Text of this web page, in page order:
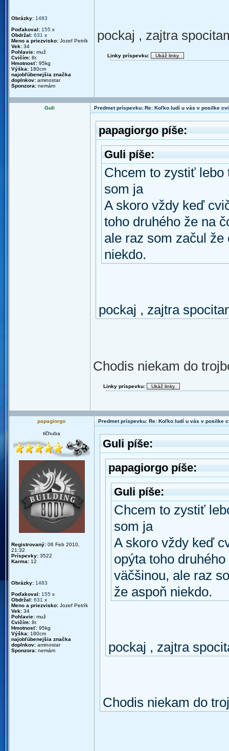
Obrázky: 1483
Poďakoval: 155 x
Obdržal: 631 x
Meno a priezvisko: Jozef Petrík
Vek: 34
Pohlavie: muž
Cvičím: 8r.
Hmotnosť: 95kg
Výška: 180cm
najobľúbenejšia značka
doplnkov: aminostar
Sponzora: nemám
pockaj , zajtra
Linky príspevku:
Guli Predmet príspevku: Re: Koľko ludí u vás v posilke
papagiorgo píše:
Guli píše:
Chcem to zystiť lebo
som ja
A skoro vždy keď
toho druhého že na
ale raz som začul
niekdo.
pockaj , zajtra
Chodis niekam do
Linky príspevku:
papagiorgo Predmet príspevku: Re: Koľko ludí u vás v posilke
tlčhuba
Registrovaný: 06 Feb 2010,
21:32
Príspevky: 3522
Karma: 12
Obrázky: 1483
Poďakoval: 155 x
Obdržal: 631 x
Meno a priezvisko: Jozef Petrík
Vek: 34
Pohlavie: muž
Cvičím: 8r.
Hmotnosť: 95kg
Výška: 180cm
najobľúbenejšia značka
doplnkov: aminostar
Sponzora: nemám
Guli píše:
papagiorgo píše:
Guli píše:
Chcem to zystiť
som ja
A skoro vždy keď
opýta toho
väčšinou, ale raz
že aspoň niekdo.
pockaj , zajtra
Chodis niekam do